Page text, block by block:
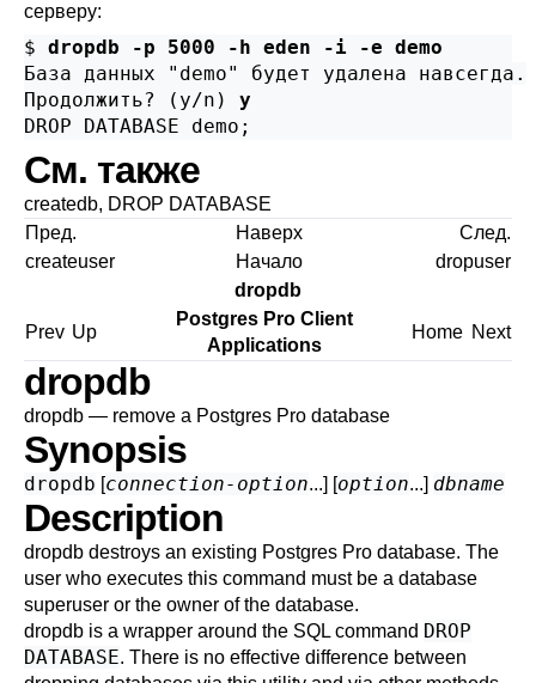
серверу:
$ dropdb -p 5000 -h eden -i -e demo
База данных "demo" будет удалена навсегда.
Продолжить? (y/n) y
DROP DATABASE demo;
См. также
createdb, DROP DATABASE
Пред.
Наверх
След.
createuser
Начало
dropuser
dropdb
Prev Up
Postgres Pro Client
Applications
Home Next
dropdb
dropdb — remove a Postgres Pro database
Synopsis
dropdb [connection-option...] [option...] dbname
Description
dropdb destroys an existing Postgres Pro database. The
user who executes this command must be a database
superuser or the owner of the database.
dropdb is a wrapper around the SQL command DROP
DATABASE. There is no effective difference between